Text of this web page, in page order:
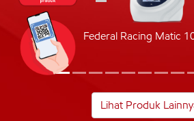
Federal Racing Matic
Lihat Produk